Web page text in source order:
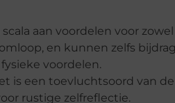
aan voordelen voor zowel
en kunnen zelfs
voordelen.
is een toevluchtsoord van de
rustige zelfreflectie.